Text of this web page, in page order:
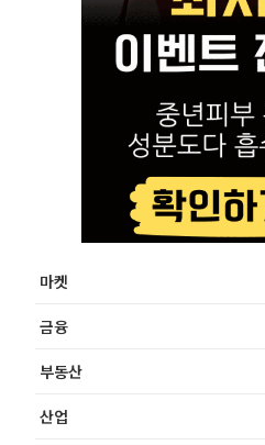
마켓
금융
부동산
산업